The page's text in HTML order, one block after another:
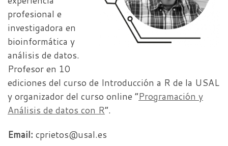
profesional e
investigadora en
bioinformática y
análisis de datos.
Profesor en 10
ediciones del curso de Introducción a R de la USAL
y organizador del curso online “Programación y
Análisis de datos con R”.
Email: cprietos@usal.es